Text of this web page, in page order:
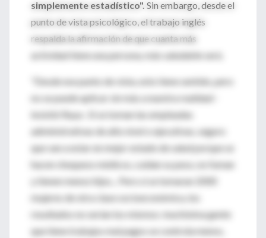
simplemente estadístico". Sin embargo, desde el
punto de vista psicológico, el trabajo inglés
respalda la afirmación de que cuanta más
actividad tiene una persona, más saludable será.
"Desde ese punto de vista, esto tiene sentido, pero
no se puede aplicar sin más a nuestra realidad -
insistió Raya-. Si se toman las empleadas
administrativas de alto nivel o ejecutivas, seguro
que van a estar en mejor estado de salud porque se
hacen chequeos médicos, cuidan su peso, no fuman
y tienen menos hijos... Pero si se tomaran 2000
mujeres de otra clase socioeconómica, los
resultados no serían los mismos: muchísima gente
que tiene trabajos mal pagos se controla menos,